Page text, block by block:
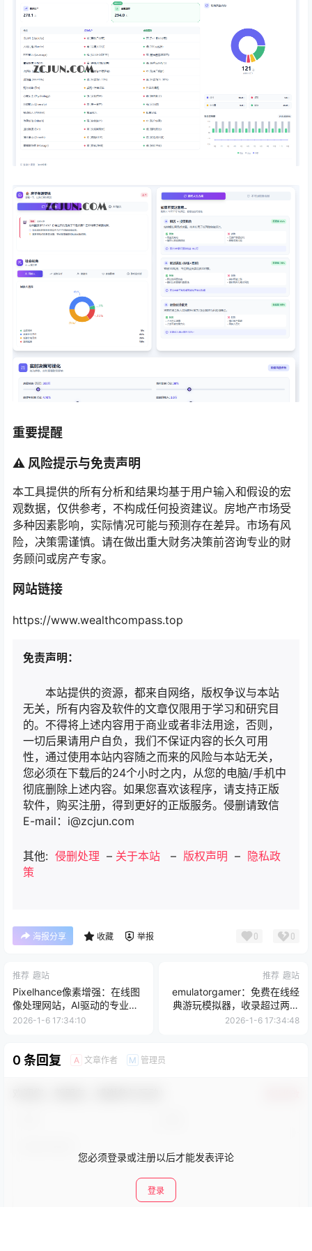
重要提醒
⚠️ 风险提示与免责声明
本工具提供的所有分析和结果均基于用户输入和假设的宏
观数据，仅供参考，不构成任何投资建议。房地产市场受
多种因素影响，实际情况可能与预测存在差异。市场有风
险，决策需谨慎。请在做出重大财务决策前咨询专业的财
务顾问或房产专家。
网站链接
https://www.wealthcompass.top
免责声明：
本站提供的资源，都来自网络，版权争议与本站
无关，所有内容及软件的文章仅限用于学习和研究目
的。不得将上述内容用于商业或者非法用途，否则，
一切后果请用户自负，我们不保证内容的长久可用
性，通过使用本站内容随之而来的风险与本站无关，
您必须在下载后的24个小时之内，从您的电脑/手机中
彻底删除上述内容。如果您喜欢该程序，请支持正版
软件，购买注册，得到更好的正版服务。侵删请致信
E-mail：i@zcjun.com
其他: 侵删处理 – 关于本站 – 版权声明 – 隐私政
策
海报分享 收藏 举报 0 0
推荐 趣站
Pixelhance像素增强：在线图
像处理网站，AI驱动的专业级
背景去除， 图像裁切，添加水
2026-1-6 17:34:10
推荐 趣站
emulatorgamer：免费在线经
典游玩模拟器，收录超过两千
款游戏，发现经典游戏系列及
2026-1-6 17:34:48
0 条回复 A 文章作者 M 管理员
您必须登录或注册以后才能发表评论
登录